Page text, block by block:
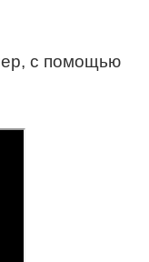
с помощью